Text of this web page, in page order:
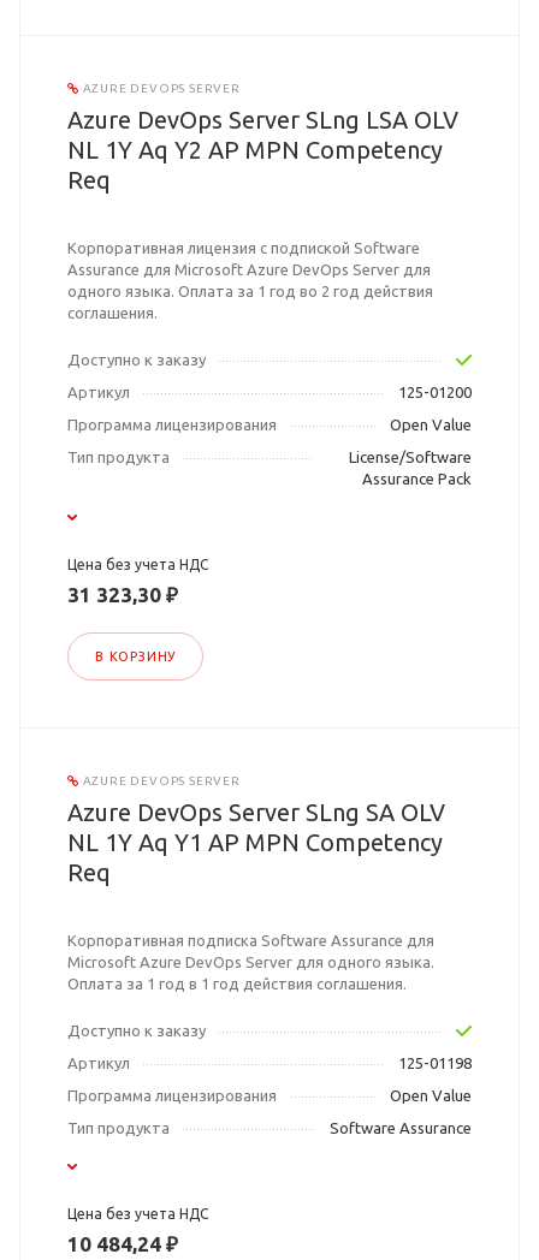
AZURE DEVOPS SERVER
Azure DevOps Server SLng LSA OLV
NL 1Y Aq Y2 AP MPN Competency
Req
Корпоративная лицензия с подпиской Software
Assurance для Microsoft Azure DevOps Server для
одного языка. Оплата за 1 год во 2 год действия
соглашения.
Доступно к заказу
Артикул
125-01200
Программа лицензирования
Open Value
Тип продукта
License/Software
Assurance Pack
Цена без учета НДС
31 323,30 ₽
В КОРЗИНУ
AZURE DEVOPS SERVER
Azure DevOps Server SLng SA OLV
NL 1Y Aq Y1 AP MPN Competency
Req
Корпоративная подписка Software Assurance для
Microsoft Azure DevOps Server для одного языка.
Оплата за 1 год в 1 год действия соглашения.
Доступно к заказу
Артикул
125-01198
Программа лицензирования
Open Value
Тип продукта
Software Assurance
Цена без учета НДС
10 484,24 ₽